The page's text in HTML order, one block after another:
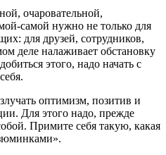
очаровательной,
самой нужно не только для
для друзей, сотрудников,
деле налаживает обстановку
этого, надо начать с
оптимизм, позитив и
Для этого надо, прежде
Примите себя такую, какая